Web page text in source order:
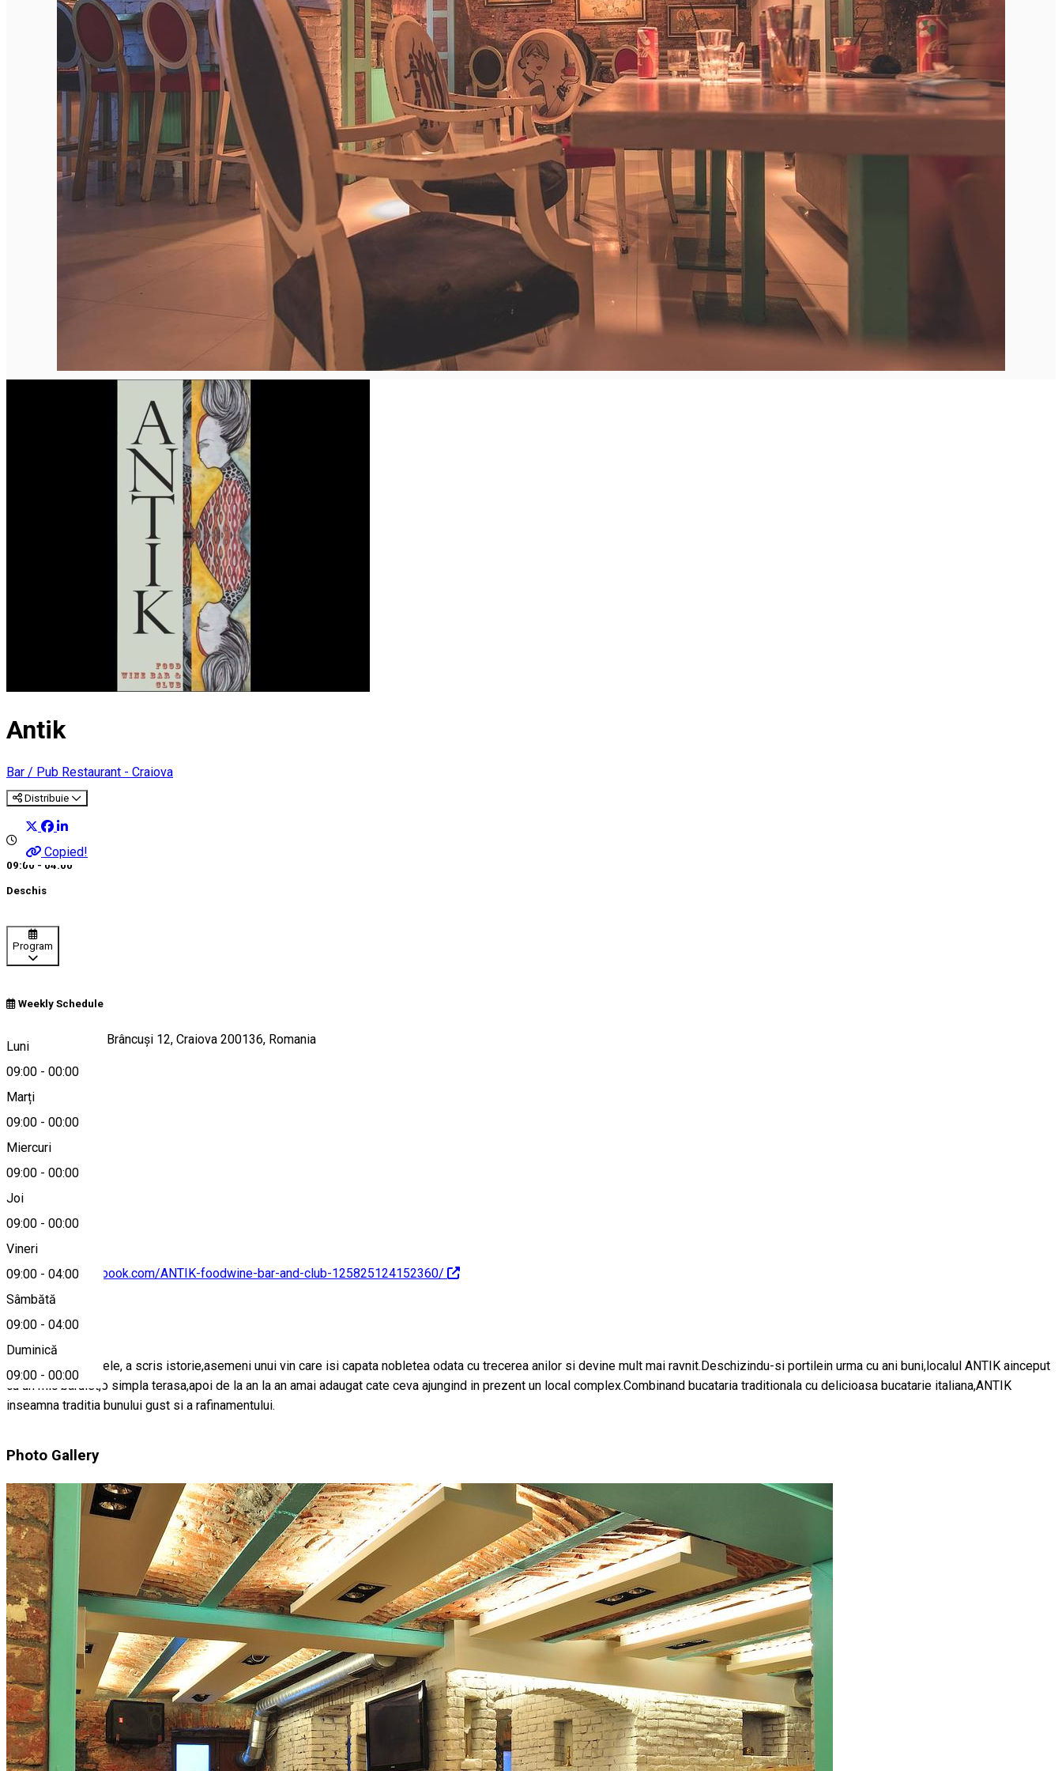
English
Închirieri auto
Închirieri biciclete
Taxi
Încărcare vehicule electrice
Antik
Bar / Pub Restaurant - Craiova
Distribuie
Copied!
09:00 - 04:00
Deschis
Program
Weekly Schedule
Luni
09:00 - 00:00
Marți
09:00 - 00:00
Miercuri
09:00 - 00:00
Joi
09:00 - 00:00
Vineri
09:00 - 04:00
Sâmbătă
09:00 - 04:00
Duminică
09:00 - 00:00
Strada Constantin Brâncuși 12, Craiova 200136, Romania
Hartă
https://www.facebook.com/ANTIK-foodwine-bar-and-club-125825124152360/
Despre
Meritandu-si numele, a scris istorie,asemeni unui vin care isi capata nobletea odata cu trecerea anilor si devine mult mai ravnit.Deschizindu-si portilein urma cu ani buni,localul ANTIK ainceput
cu un mic barulet,o simpla terasa,apoi de la an la an amai adaugat cate ceva ajungind in prezent un local complex.Combinand bucataria traditionala cu delicioasa bucatarie italiana,ANTIK
inseamna traditia bunului gust si a rafinamentului.
Photo Gallery